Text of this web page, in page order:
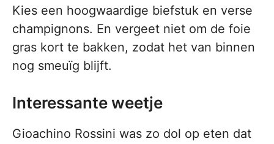
Kies een hoogwaardige biefstuk en verse
champignons. En vergeet niet om de foie
gras kort te bakken, zodat het van binnen
nog smeuïg blijft.
Interessante weetje
Gioachino Rossini was zo dol op eten dat